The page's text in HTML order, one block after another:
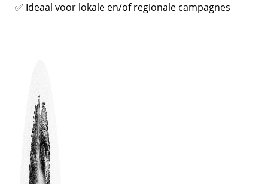
✅ Ideaal voor lokale en/of regionale campagnes